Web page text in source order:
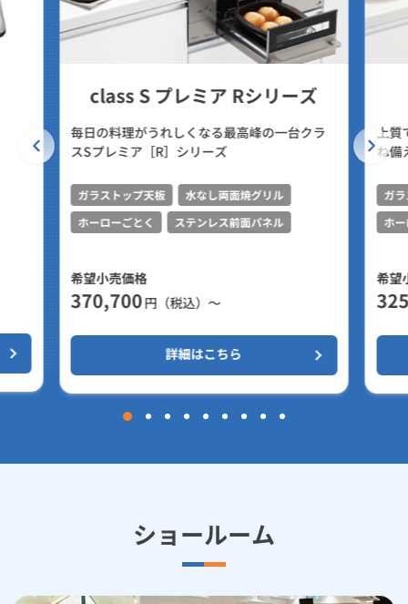
class S プレミア Rシリーズ
毎日の料理がうれしくなる最高峰の一台クラ
スSプレミア［R］シリーズ
ガラストップ天板
水なし両面焼グリル
ホーローごとく
ステンレス前面パネル
希望小売価格
370,700円（税込）～
詳細はこちら
上質
ね備
ガ
ホ
希望
ショールーム